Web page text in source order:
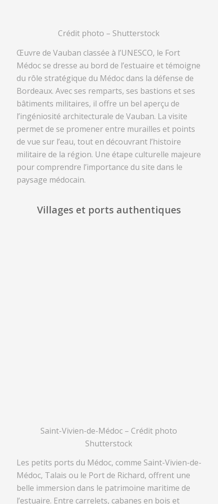
Crédit photo – Shutterstock
Œuvre de Vauban classée à l’UNESCO, le Fort
Médocse dresse au bord de l’estuaire et témoigne
du rôle stratégique du Médoc dans la défense de
Bordeaux. Avec ses remparts, ses bastions et ses
bâtiments militaires, il offre un bel aperçu de
l’ingéniosité architecturale de Vauban. La visite
permet de se promener entre murailles et points
de vue sur l’eau, tout en découvrant l’histoire
militaire de la région. Une étape culturelle majeure
pour comprendre l’importance du site dans le
paysage médocain.
Villages et ports authentiques
Saint-Vivien-de-Médoc – Crédit photo
Shutterstock
Les petits ports du Médoc, comme Saint-Vivien-de-
Médoc, Talais ou le Port de Richard, offrent une
belle immersion dans le patrimoine maritime de
l’estuaire. Entre carrelets, cabanes en bois et